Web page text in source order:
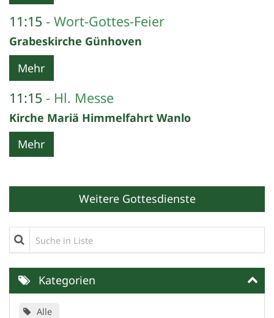
11:15 Wort-Gottes-Feier
Grabeskirche Günhoven
Mehr
11:15 Hl. Messe
Kirche Mariä Himmelfahrt Wanlo
Mehr
Weitere Gottesdienste
Suche in Liste
Kategorien
Alle